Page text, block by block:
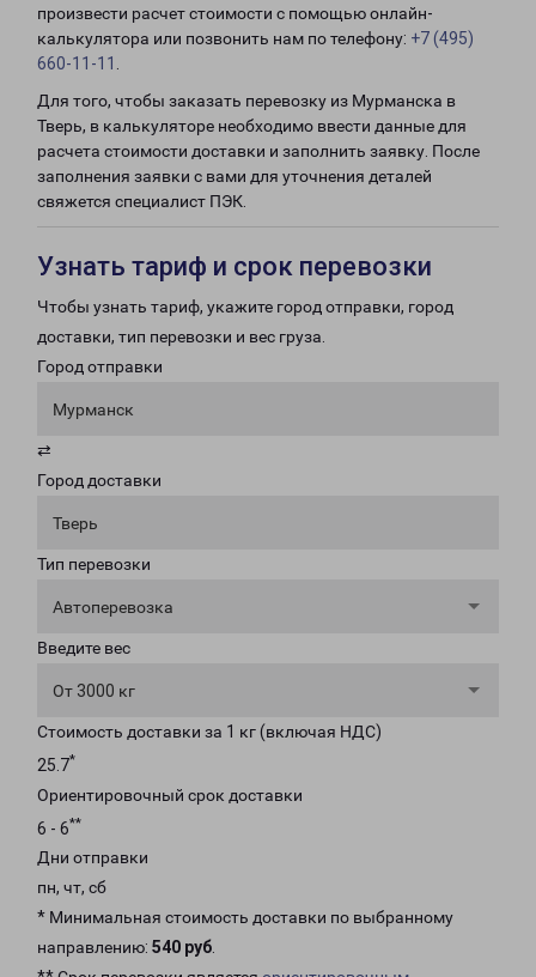
произвести расчет стоимости с помощью онлайн-
калькулятора или позвонить нам по телефону: +7 (495)
660-11-11
Для того, чтобы заказать перевозку из Мурманска в
Тверь, в калькуляторе необходимо ввести данные для
расчета стоимости доставки и заполнить заявку. После
заполнения заявки с вами для уточнения деталей
свяжется специалист ПЭК.
Узнать тариф и срок перевозки
Чтобы узнать тариф, укажите город отправки, город
доставки, тип перевозки и вес груза.
Город отправки
Мурманск
⇄
Город доставки
Тверь
Тип перевозки
Автоперевозка
Введите вес
От 3000 кг
Стоимость доставки за 1 кг (включая НДС)
25.7*
Ориентировочный срок доставки
6 - 6**
Дни отправки
пн, чт, сб
* Минимальная стоимость доставки по выбранному
направлению: 540 руб.